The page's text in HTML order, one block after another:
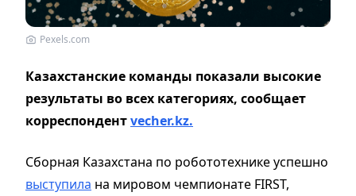
Pexels.com
Казахстанские команды показали высокие
результаты во всех категориях, сообщает
корреспондентvecher.kz.
Сборная Казахстана по робототехнике успешно
выступила на мировом чемпионате FIRST,